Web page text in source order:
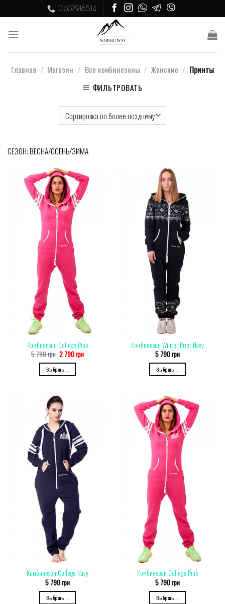
to
content
0637918514
Главная / Магазин / Все комбинезоны / Женские / Принты
ФИЛЬТРОВАТЬ
СЕЗОН: ВЕСНА/ОСЕНЬ/ЗИМА
Комбинезон College Pink
5 790грн 2 790грн
Выбрать ...
Комбинезон Winter Print Navy
5 790грн
Выбрать ...
Комбинезон College Navy
5 790грн
Выбрать ...
Комбинезон College Pink
5 790грн
Выбрать ...